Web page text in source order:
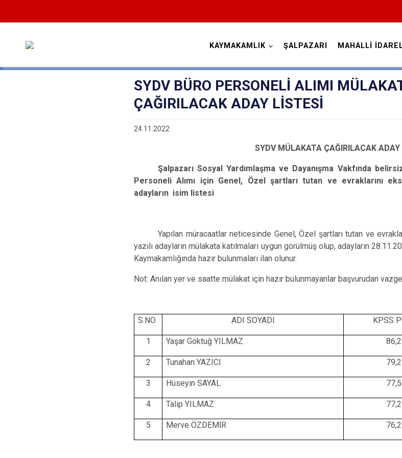
KAYMAKAMLIK ŞALPAZARI MAHALLİ
SYDV BÜRO PERSONELİ ALIMI
ÇAĞIRILACAK ADAY LİSTESİ
24.11.2022
SYDV MÜLAKATA ÇAĞIRILACAK
Şalpazarı Sosyal Yardımlaşma ve Dayanışma Vakfında
Personeli Alımı için Genel, Özel şartları tutan ve evraklarını
adayların isim listesi
Yapılan müracaatlar neticesinde Genel, Özel şartları tutan ve
yazılı adayların mülakata katılmaları uygun görülmüş olup, adayların
Kaymakamlığında hazır bulunmaları ilan olunur.
Not: Anılan yer ve saatte mülakat için hazır bulunmayanlar başvurudan
S.NO ADI SOYADI KPSS
1 Yaşar Göktuğ YILMAZ
2 Tunahan YAZICI
3 Hüseyin SAYAL
4 Talip YILMAZ
5 Merve ÖZDEMİR